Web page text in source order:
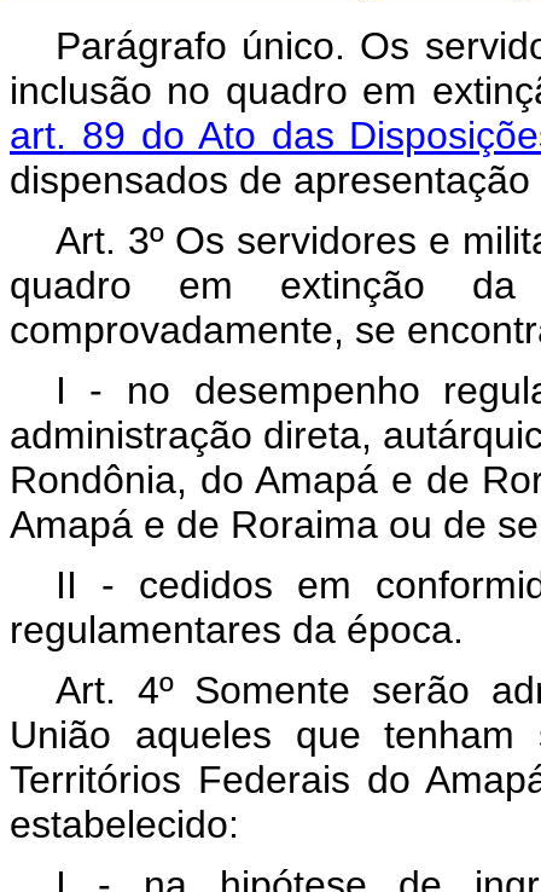
Parágrafo único. Os
inclusão no quadro em
art. 89 do Ato das
dispensados de
Art. 3º Os servidores e
quadro em extinção
comprovadamente, se
I - no desempenho
administração direta,
Rondônia, do Amapá e de
Amapá e de Roraima ou de
II - cedidos em
regulamentares da época.
Art. 4º Somente serão
União aqueles que
Territórios Federais do
estabelecido: